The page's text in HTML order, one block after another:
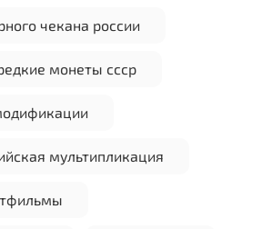
чекана россии
монеты ссср
мультипликация